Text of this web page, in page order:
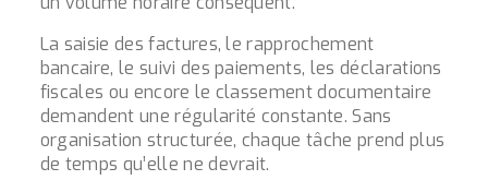
La saisie des factures, le rapprochement
bancaire, le suivi des paiements, les déclarations
fiscales ou encore le classement documentaire
demandent une régularité constante. Sans
organisation structurée, chaque tâche prend plus
de temps qu’elle ne devrait.